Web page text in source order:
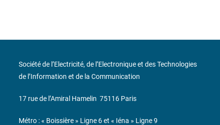
Société de l’Electricité, de l’Electronique et des Technologies
de l’Information et de la Communication
17 rue de l’Amiral Hamelin 75116 Paris
Métro : « Boissière » Ligne 6 et « Iéna » Ligne 9